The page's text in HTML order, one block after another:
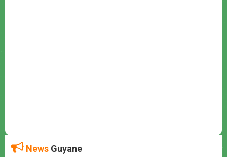
News Guyane